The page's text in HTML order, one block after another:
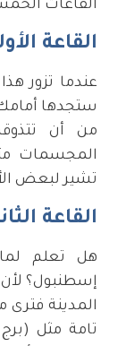
القاعات
القاعة
عندما تزور
ستجدها
من أن
المجسمات
تشير لبعض
القاعة
هل تعلم
إسطنبول؟
المدينة
تامة مثل